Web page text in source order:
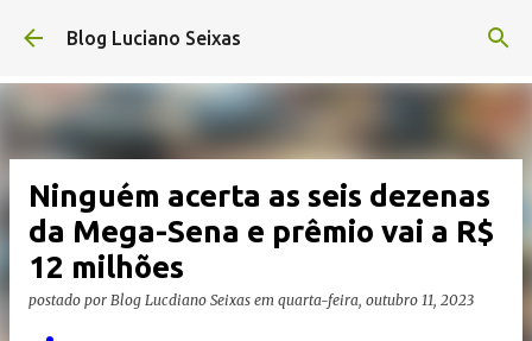
Pular para o conteúdo principal
Blog Luciano Seixas
Ninguém acerta as seis dezenas
da Mega-Sena e prêmio vai a R$
12 milhões
postado por Blog Lucdiano Seixas em quarta-feira, outubro 11, 2023